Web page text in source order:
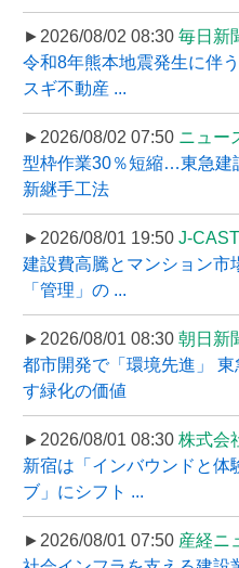
►2026/08/02 08:30 毎日新
令和8年熊本地震発生に伴
スギ不動産 ...
►2026/08/02 07:50 ニュー
型枠作業30％短縮…東急建
新継手工法
►2026/08/01 19:50 J-
建設費高騰とマンション市
「管理」の ...
►2026/08/01 08:30 朝日新
都市開発で「環境先進」
す緑化の価値
►2026/08/01 08:30 株式会
新宿は「インバウンドと体
ブ」にシフト ...
►2026/08/01 07:50 産経ニ